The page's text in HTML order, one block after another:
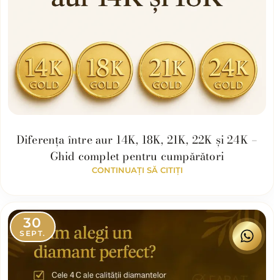
Diferența între aur 14K, 18K, 21K, 22K și 24K –
Ghid complet pentru cumpărători
CONTINUAȚI SĂ CITIȚI
30
SEPT.